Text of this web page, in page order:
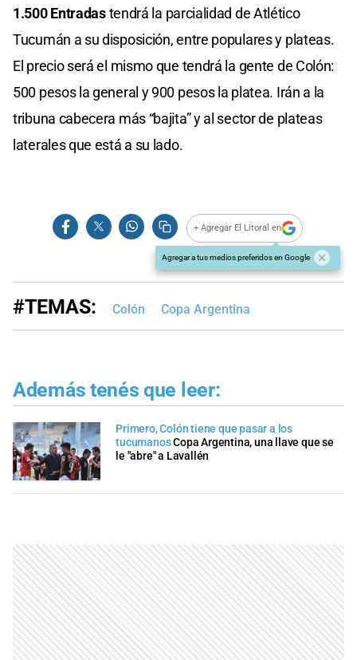
1.500 Entradastendrá la parcialidad de Atlético
Tucumán a su disposición, entre populares y plateas.
El precio será el mismo que tendrá la gente de Colón:
500 pesos la general y 900 pesos la platea. Irán a la
tribuna cabecera más “bajita” y al sector de plateas
laterales que está a su lado.
+ Agregar El Litoral en
Agregar a tus medios preferidos en Google
#TEMAS: Colón Copa Argentina
Además tenés que leer:
Primero, Colón tiene que pasar a los
tucumanosCopa Argentina, una llave que se
le "abre" a Lavallén